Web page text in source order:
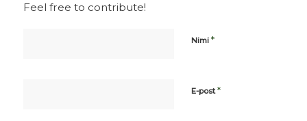
Feel free to contribute!
Nimi *
E-post*